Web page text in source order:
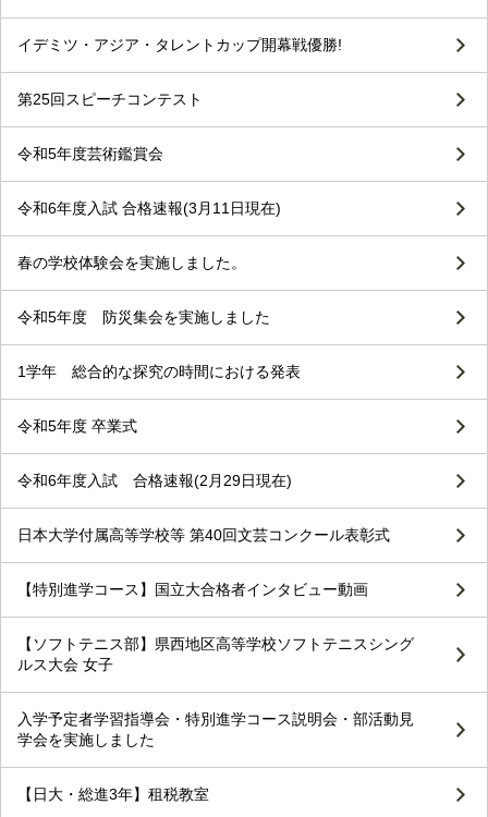
イデミツ・アジア・タレントカップ開幕戦優勝!
第25回スピーチコンテスト
令和5年度芸術鑑賞会
令和6年度入試 合格速報(3月11日現在)
春の学校体験会を実施しました。
令和5年度 防災集会を実施しました
1学年 総合的な探究の時間における発表
令和5年度 卒業式
令和6年度入試 合格速報(2月29日現在)
日本大学付属高等学校等 第40回文芸コンクール表彰式
【特別進学コース】国立大合格者インタビュー動画
【ソフトテニス部】県西地区高等学校ソフトテニスシング
ルス大会 女子
入学予定者学習指導会・特別進学コース説明会・部活動見
学会を実施しました
【日大・総進3年】租税教室